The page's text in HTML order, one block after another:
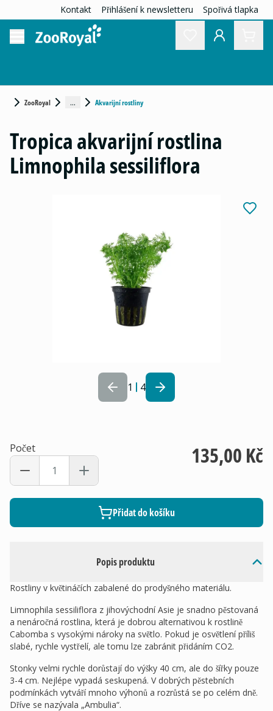
Kontakt Přihlášení k newsletteru Spořivá tlapka
ZooRoyal ... Akvarijní rostliny
1 4
Popis produktu
Rostliny v květináčích zabalené do prodyšného materiálu.
Limnophila sessiliflora z jihovýchodní Asie je snadno pěstovaná
a nenáročná rostlina, která je dobrou alternativou k rostlině
Cabomba s vysokými nároky na světlo. Pokud je osvětlení příliš
slabé, rychle vystřelí, ale tomu lze zabránit přidáním CO2.
Stonky velmi rychle dorůstají do výšky 40 cm, ale do šířky pouze
3-4 cm. Nejlépe vypadá seskupená. V dobrých pěstebních
podmínkách vytváří mnoho výhonů a rozrůstá se po celém dně.
Dříve se nazývala „Ambulia“.
Tropica akvarijní rostlina
Limnophila sessiliflora
Počet 135,00 Kč
Přidat do košíku